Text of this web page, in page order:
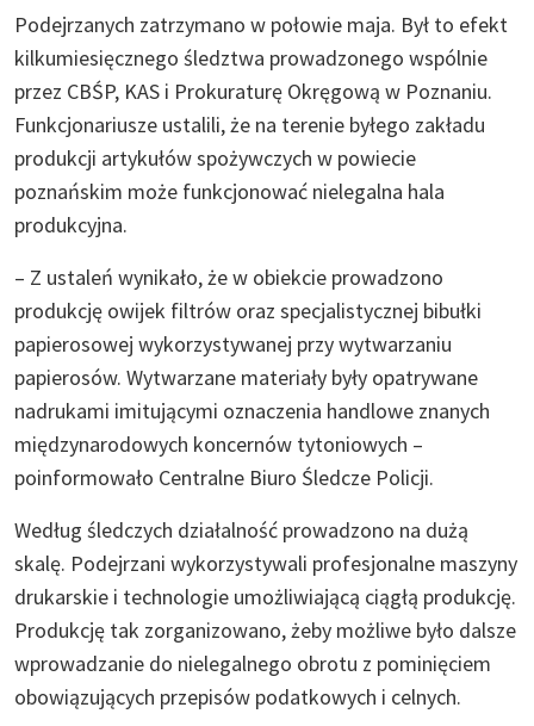
Podejrzanych zatrzymano w połowie maja. Był to efekt
kilkumiesięcznego śledztwa prowadzonego wspólnie
przez CBŚP, KAS i Prokuraturę Okręgową w Poznaniu.
Funkcjonariusze ustalili, że na terenie byłego zakładu
produkcji artykułów spożywczych w powiecie
poznańskim może funkcjonować nielegalna hala
produkcyjna.
– Z ustaleń wynikało, że w obiekcie prowadzono
produkcję owijek filtrów oraz specjalistycznej bibułki
papierosowej wykorzystywanej przy wytwarzaniu
papierosów. Wytwarzane materiały były opatrywane
nadrukami imitującymi oznaczenia handlowe znanych
międzynarodowych koncernów tytoniowych –
poinformowało Centralne Biuro Śledcze Policji.
Według śledczych działalność prowadzono na dużą
skalę. Podejrzani wykorzystywali profesjonalne maszyny
drukarskie i technologie umożliwiającą ciągłą produkcję.
Produkcję tak zorganizowano, żeby możliwe było dalsze
wprowadzanie do nielegalnego obrotu z pominięciem
obowiązujących przepisów podatkowych i celnych.